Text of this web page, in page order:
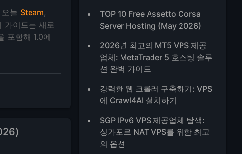
늘 Steam,
가이드는 새로
포함해 1.0에
TOP 10 Free Assetto Corsa
Server Hosting (May 2026)
2026년 최고의 MT5 VPS 제공
업체: MetaTrader 5 호스팅 솔루
션 완벽 가이드
강력한 웹 크롤러 구축하기: VPS
에 Crawl4AI 설치하기
SGP IPv6 VPS 제공업체 탐색:
싱가포르 NAT VPS를 위한 최고
의 옵션